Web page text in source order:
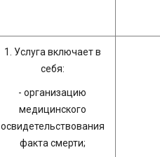
1. Услуга включает в
себя:
- организацию
медицинского
освидетельствования
факта смерти;